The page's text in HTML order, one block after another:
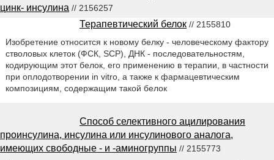
цинк- инсулина // 2156257
Терапевтический белок // 2155810
Изобретение относится к новому белку - человеческому фактору
стволовых клеток (ФСК, SCP), ДНК - последовательностям,
кодирующим этот белок, его применению в терапии, в частности
при оплодотворении in vitro, а также к фармацевтическим
композициям, содержащим такой белок
Способ селективного ацилирования
проинсулина, инсулина или инсулинового аналога,
имеющих свободные - и -аминогруппы // 2155773